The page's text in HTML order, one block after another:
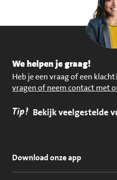
We helpen je graag!
Heb je een vraag of een
vragen of neem contact met
Tip! Bekijk veelgestelde
Download onze app